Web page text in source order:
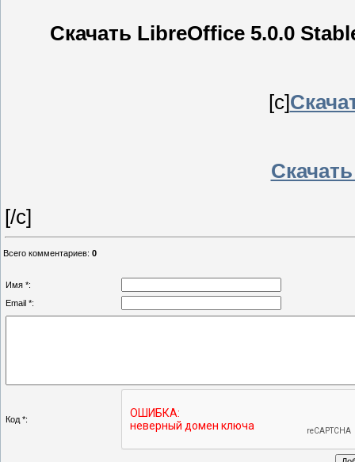
Скачать LibreOffice 5.0.0
[c]
[/c]
Всего комментариев: 0
Имя *:
Email *:
Код *: